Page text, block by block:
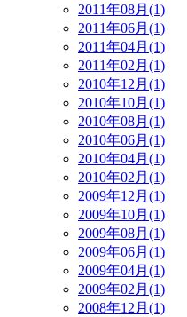
2011年08月(1)
2011年06月(1)
2011年04月(1)
2011年02月(1)
2010年12月(1)
2010年10月(1)
2010年08月(1)
2010年06月(1)
2010年04月(1)
2010年02月(1)
2009年12月(1)
2009年10月(1)
2009年08月(1)
2009年06月(1)
2009年04月(1)
2009年02月(1)
2008年12月(1)